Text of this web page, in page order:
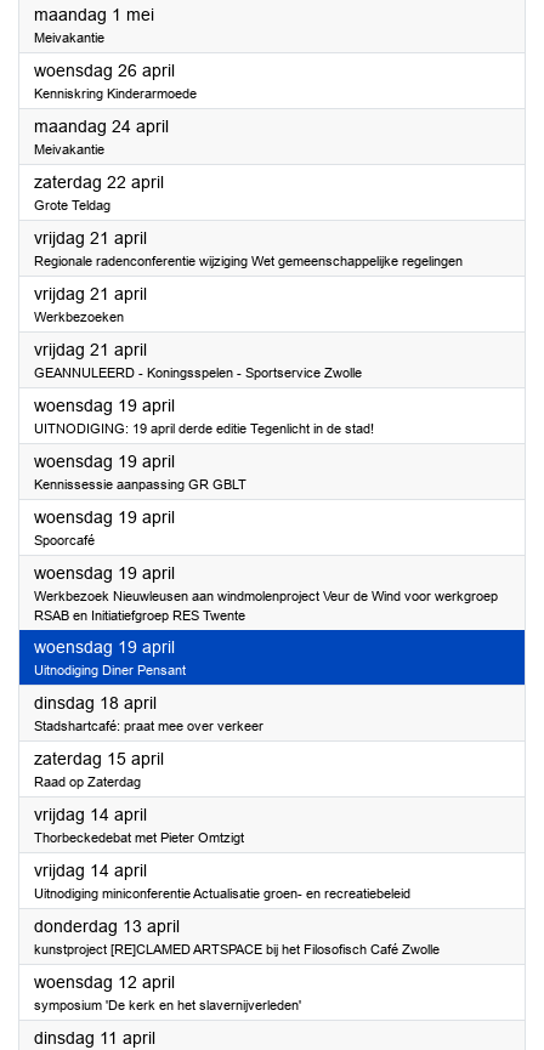
maandag 1 mei2023
Meivakantie
woensdag 26 april2023
Kenniskring Kinderarmoede
maandag 24 april2023
Meivakantie
zaterdag 22 april2023
Grote Teldag
vrijdag 21 april2023
Regionale radenconferentie wijziging Wet gemeenschappelijke regelingen
vrijdag 21 april2023
Werkbezoeken
vrijdag 21 april2023
GEANNULEERD - Koningsspelen - Sportservice Zwolle
woensdag 19 april2023
UITNODIGING: 19 april derde editie Tegenlicht in de stad!
woensdag 19 april2023
Kennissessie aanpassing GR GBLT
woensdag 19 april2023
Spoorcafé
woensdag 19 april2023
Werkbezoek Nieuwleusen aan windmolenproject Veur de Wind voor werkgroep
RSAB en Initiatiefgroep RES Twente
woensdag 19 april2023
Uitnodiging Diner Pensant
dinsdag 18 april2023
Stadshartcafé: praat mee over verkeer
zaterdag 15 april2023
Raad op Zaterdag
vrijdag 14 april2023
Thorbeckedebat met Pieter Omtzigt
vrijdag 14 april2023
Uitnodiging miniconferentie Actualisatie groen- en recreatiebeleid
donderdag 13 april2023
kunstproject [RE]CLAMED ARTSPACE bij het Filosofisch Café Zwolle
woensdag 12 april2023
symposium 'De kerk en het slavernijverleden'
dinsdag 11 april2023